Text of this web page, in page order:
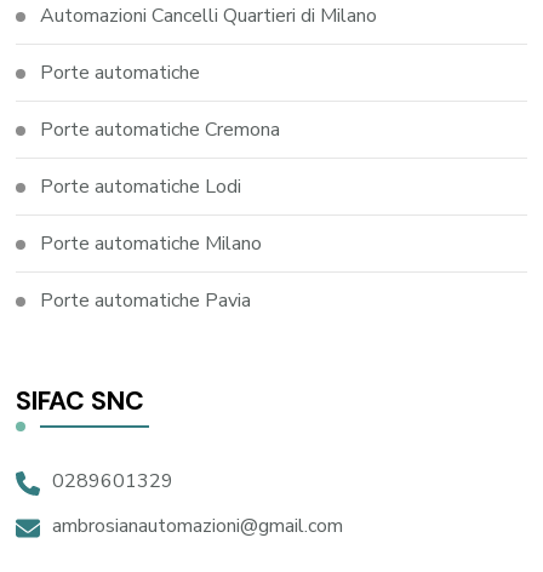
Automazioni Cancelli Quartieri di Milano
Porte automatiche
Porte automatiche Cremona
Porte automatiche Lodi
Porte automatiche Milano
Porte automatiche Pavia
SIFAC SNC
0289601329
ambrosianautomazioni@gmail.com